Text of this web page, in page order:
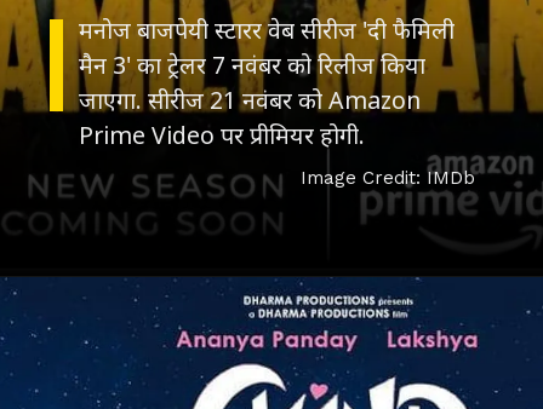
मनोज बाजपेयी स्टारर वेब सीरीज 'दी फैमिली
मैन 3' का ट्रेलर 7 नवंबर को रिलीज किया
जाएगा. सीरीज 21 नवंबर को Amazon
Prime Video पर प्रीमियर होगी.
Image Credit: IMDb